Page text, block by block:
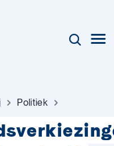
Politiek